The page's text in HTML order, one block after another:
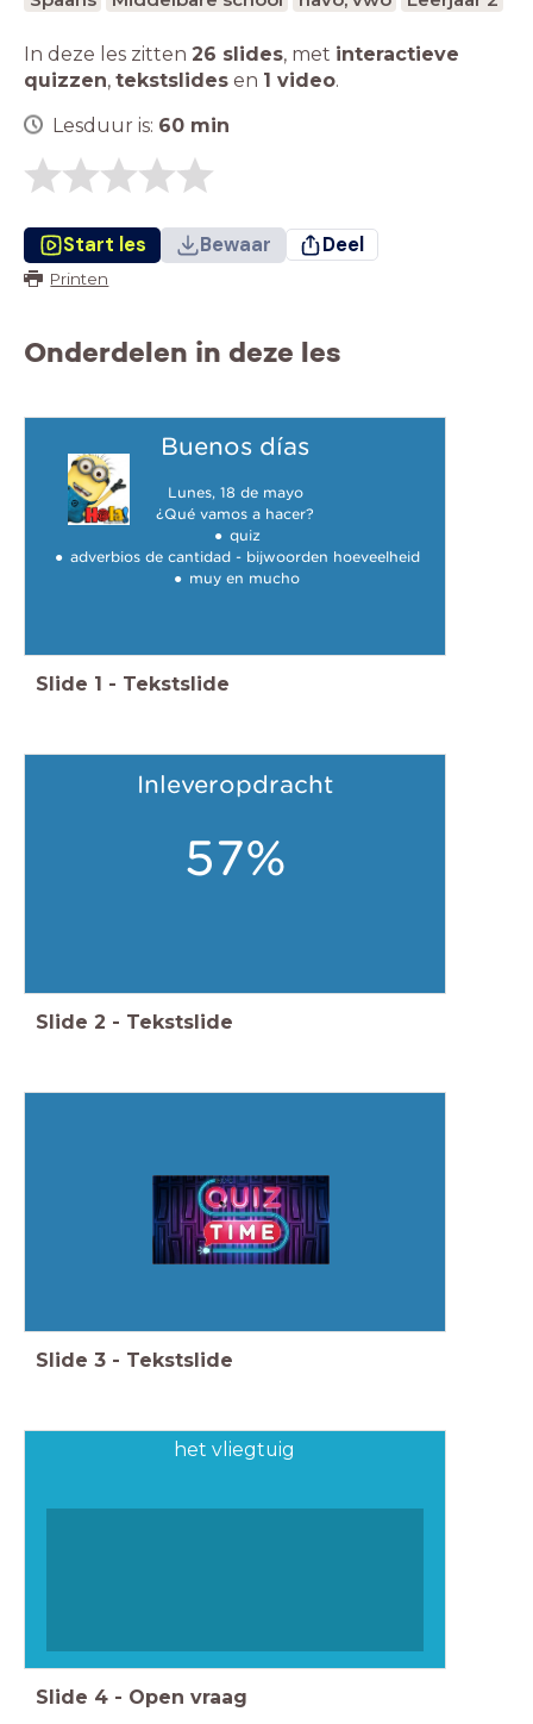
In deze les zitten 26 slides, met interactieve
quizzen, tekstslides en 1 video.
Lesduur is: 60 min
Start les Bewaar Deel
Printen
Onderdelen in deze les
Buenos días
Lunes, 18 de mayo
¿Qué vamos a hacer?
quiz
adverbios de cantidad - bijwoorden hoeveelheid
muy en mucho
Slide 1 - Tekstslide
Inleveropdracht
57%
Slide 2 - Tekstslide
Slide 3 - Tekstslide
het vliegtuig
Slide 4 - Open vraag